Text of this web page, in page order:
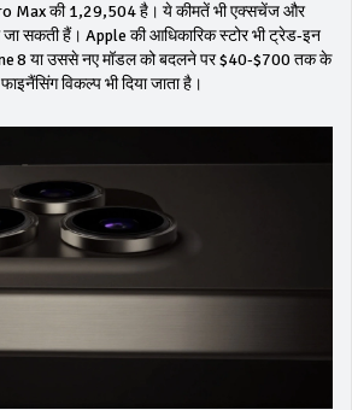
Max की ₹1,29,504 है। ये कीमतें भी एक्सचेंज और
सकती हैं। Apple की आधिकारिक स्टोर भी ट्रेड‑इन
8 या उससे नए मॉडल को बदलने पर $40‑$700 तक के
विकल्प भी दिया जाता है।